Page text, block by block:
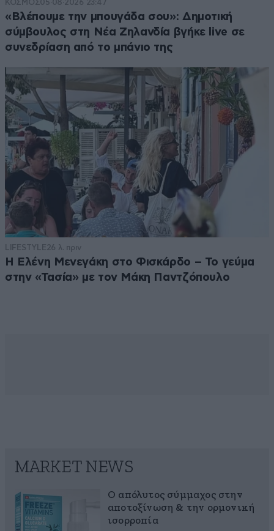
ΚΟΣΜΟΣ05·08·2026 23:47
«Βλέπουμε την μπουγάδα σου»: Δημοτική
σύμβουλος στη Νέα Ζηλανδία βγήκε live σε
συνεδρίαση από το μπάνιο της
LIFESTYLE26 λ. πριν
Η Ελένη Μενεγάκη στο Φισκάρδο – Το γεύμα
στην «Τασία» με τον Μάκη Παντζόπουλο
MARKET NEWS
Ο απόλυτος σύμμαχος στην
αποτοξίνωση & την ορμονική
ισορροπία